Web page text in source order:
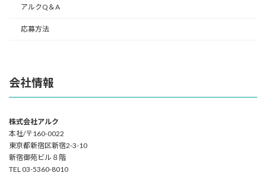
アルクQ＆A
応募方法
会社情報
株式会社アルク
本社/〒160-0022
東京都新宿区新宿2-3-10
新宿御苑ビル８階
TEL 03-5360-8010